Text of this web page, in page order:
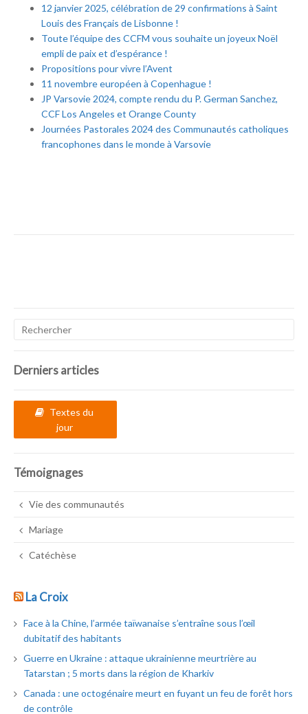
12 janvier 2025, célébration de 29 confirmations à Saint
Louis des Français de Lisbonne !
Toute l’équipe des CCFM vous souhaite un joyeux Noël
empli de paix et d’espérance !
Propositions pour vivre l’Avent
11 novembre européen à Copenhague !
JP Varsovie 2024, compte rendu du P. German Sanchez,
CCF Los Angeles et Orange County
Journées Pastorales 2024 des Communautés catholiques
francophones dans le monde à Varsovie
Derniers articles
Textes du
jour
Témoignages
Vie des communautés
Mariage
Catéchèse
La Croix
Face à la Chine, l’armée taïwanaise s’entraîne sous l’œil
dubitatif des habitants
Guerre en Ukraine : attaque ukrainienne meurtrière au
Tatarstan ; 5 morts dans la région de Kharkiv
Canada : une octogénaire meurt en fuyant un feu de forêt hors
de contrôle